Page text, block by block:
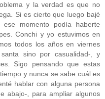
y la verdad es que no
Si es cierto que luego bajé
momento podía haberte
Conchi y yo estuvimos en
todos los años en viernes
sino por casualidad-, y
Sigo pensando que estas
y nunca se sabe cuál es
hablar con alguna persona
abajo-, para ampliar algunos